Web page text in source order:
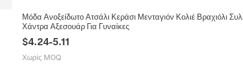
Μόδα Ανοξείδωτο Ατσάλι Κεράσι Μενταγιόν Κολιέ Βραχιόλι
Χάντρα Αξεσουάρ Για Γυναίκες
$4.24-5.11
Χωρίς MOQ